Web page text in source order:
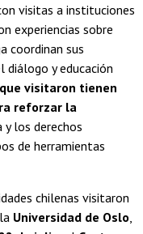
visitas a instituciones
experiencias sobre
coordinan sus
y educación
visitaron tienen
reforzar la
y los derechos
de herramientas
chilenas visitaron
Universidad de Oslo,